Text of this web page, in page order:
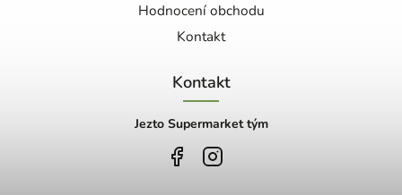
Hodnocení obchodu
Kontakt
Kontakt
Jezto Supermarket tým